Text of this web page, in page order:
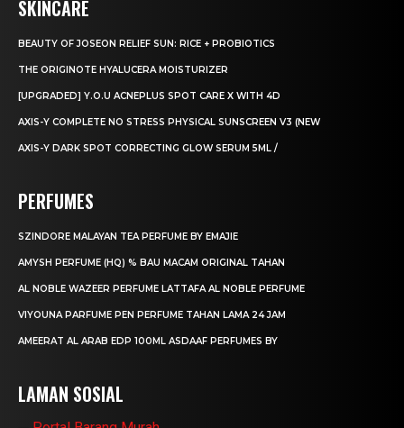
SKINCARE
BEAUTY OF JOSEON RELIEF SUN: RICE + PROBIOTICS
THE ORIGINOTE HYALUCERA MOISTURIZER
[UPGRADED] Y.O.U ACNEPLUS SPOT CARE X WITH 4D
AXIS-Y COMPLETE NO STRESS PHYSICAL SUNSCREEN V3 (NEW
AXIS-Y DARK SPOT CORRECTING GLOW SERUM 5ML /
PERFUMES
SZINDORE MALAYAN TEA PERFUME BY EMAJIE
AMYSH PERFUME (HQ) % BAU MACAM ORIGINAL TAHAN
AL NOBLE WAZEER PERFUME LATTAFA AL NOBLE PERFUME
VIYOUNA PARFUME PEN PERFUME TAHAN LAMA 24 JAM
AMEERAT AL ARAB EDP 100ML ASDAAF PERFUMES BY
LAMAN SOSIAL